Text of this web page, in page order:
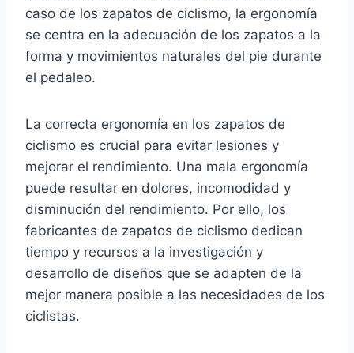
caso de los zapatos de ciclismo, la ergonomía
se centra en la adecuación de los zapatos a la
forma y movimientos naturales del pie durante
el pedaleo.
La correcta ergonomía en los zapatos de
ciclismo es crucial para evitar lesiones y
mejorar el rendimiento. Una mala ergonomía
puede resultar en dolores, incomodidad y
disminución del rendimiento. Por ello, los
fabricantes de zapatos de ciclismo dedican
tiempo y recursos a la investigación y
desarrollo de diseños que se adapten de la
mejor manera posible a las necesidades de los
ciclistas.